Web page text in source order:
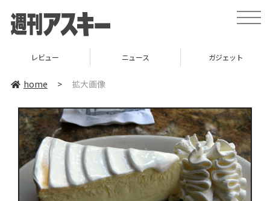
toggle
レビュー ニュース ガジェット
home > 拡大画像